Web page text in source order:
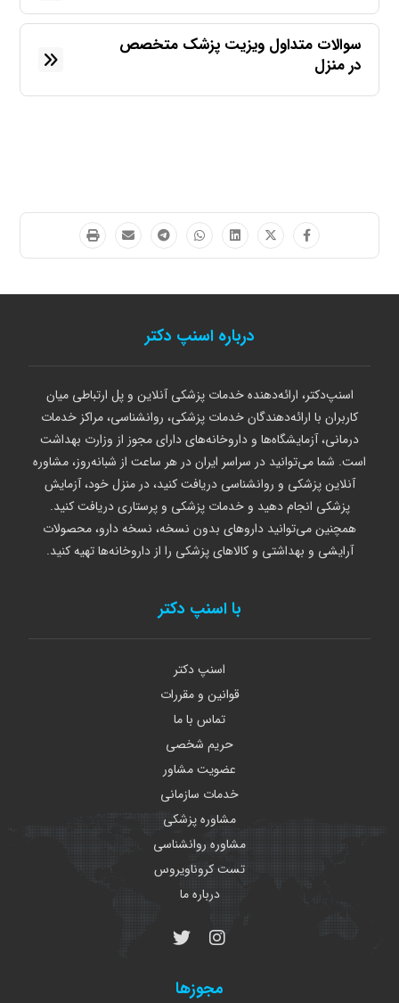
سوالات متداول ویزیت پزشک متخصص
در منزل
درباره اسنپ دکتر
اسنپ‌دکتر، ارائه‌دهنده خدمات پزشکی آنلاین و پل ارتباطی میان
کاربران با ارائه‌دهندگان خدمات پزشکی، روانشناسی، مراکز خدمات
درمانی، آزمایشگاه‌ها و داروخانه‌های دارای مجوز از وزارت بهداشت
است. شما می‌توانید در سراسر ایران در هر ساعت از شبانه‌روز، مشاوره
آنلاین پزشکی و روانشناسی دریافت کنید، در منزل خود، آزمایش
پزشکی انجام دهید و خدمات پزشکی و پرستاری دریافت کنید.
همچنین می‌توانید داروهای بدون نسخه، نسخه دارو، محصولات
آرایشی و بهداشتی و کالاهای پزشکی را از داروخانه‌ها تهیه کنید.
با اسنپ دکتر
اسنپ دکتر
قوانین و مقررات
تماس با ما
حریم شخصی
عضویت مشاور
خدمات سازمانی
مشاوره پزشکی
مشاوره روانشناسی
تست کروناویروس
درباره ما
مجوزها